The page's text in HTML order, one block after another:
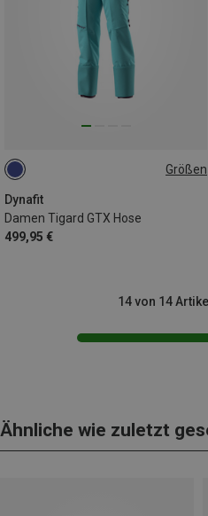
Größen
Dynafit
Damen Tigard GTX Hose
499,95 €
S
14 von 14
Ähnliche wie zuletzt